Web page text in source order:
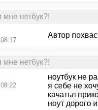
мне нетбук?!
Автор
мне нетбук?!
ноутбук не
я себе не
качатьл
ноут дорого